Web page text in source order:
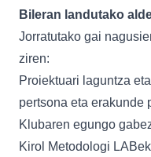
Bileran landutako
Jorratutako gai
ziren:
Proiektuari laguntza
pertsona eta erakunde
Klubaren egungo
Kirol Metodologi